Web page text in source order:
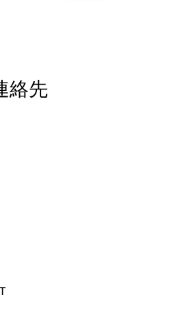
絡先